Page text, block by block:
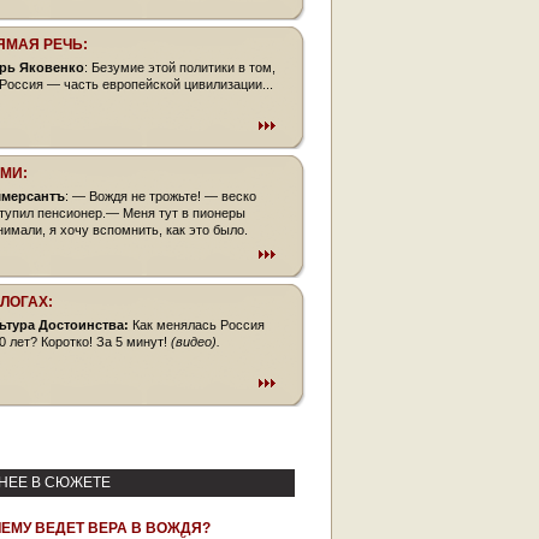
РЕЧЬ:
Яковенко: Безумие этой политики в том,
— часть европейской цивилизации...
: — Вождя не трожьте! — веско
пенсионер.— Меня тут в пионеры
я хочу вспомнить, как это было.
Достоинства: Как менялась Россия
лет? Коротко! За 5 минут! (видео).
В СЮЖЕТЕ
ВЕДЕТ ВЕРА В ВОЖДЯ?